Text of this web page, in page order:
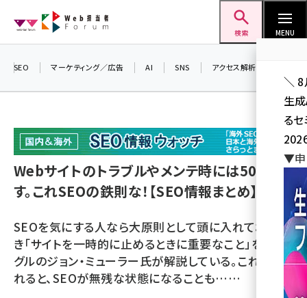
ン
検索 MENU
seo (3528)
ai (2811)
note (2315)
セミナー (2308)
z世代 (1623)
SEO マーケティング／広告 AI SNS アクセス解析／データ分析
Webサイトのトラブルやメンテ時には503を返
す。これSEOの鉄則な！【SEO情報まとめ】
SEOを気にする人なら大原則として頭に入れておくべ
き「サイトを一時的に止めるときに重要なこと」を、グー
グルのジョン・ミューラー氏が解説している。これを忘
れると、SEOが無残な状態になることも……
＼ 8
生
る
▼申